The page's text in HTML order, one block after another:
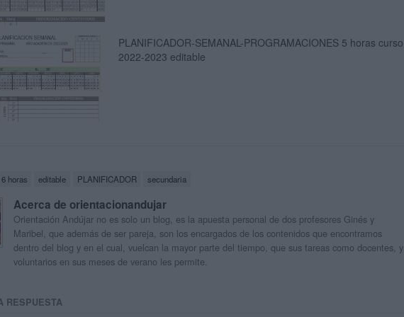
PLANIFICADOR-SEMANAL-PROGRAMACIONES 5 horas curso
2022-2023 editable
6 horas editable PLANIFICADOR secundaria
Acerca de orientacionandujar
Orientación Andújar no es solo un blog, es la apuesta personal de dos profesores Ginés y
Maribel, que además de ser pareja, son los encargados de los contenidos que encontramos
dentro del blog y en el cual, vuelcan la mayor parte del tiempo, que sus tareas como docentes, y
voluntarios en sus meses de verano les permite.
RESPUESTA